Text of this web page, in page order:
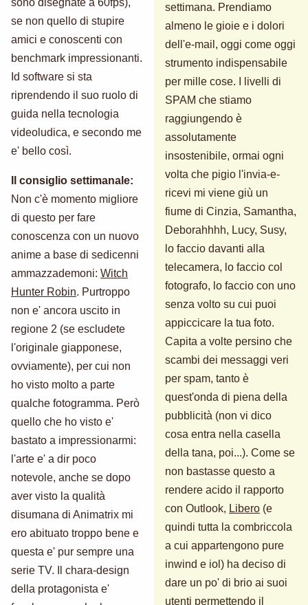
sono disegnate a 60fps),
se non quello di stupire
amici e conoscenti con
benchmark impressionanti.
Id software si sta
riprendendo il suo ruolo di
guida nella tecnologia
videoludica, e secondo me
e' bello così.
Il consiglio settimanale:
Non c'è momento migliore
di questo per fare
conoscenza con un nuovo
anime a base di sedicenni
ammazzademoni: Witch
Hunter Robin. Purtroppo
non e' ancora uscito in
regione 2 (se escludete
l'originale giapponese,
ovviamente), per cui non
ho visto molto a parte
qualche fotogramma. Però
quello che ho visto e'
bastato a impressionarmi:
l'arte e' a dir poco
notevole, anche se dopo
aver visto la qualità
disumana di Animatrix mi
ero abituato troppo bene e
questa e' pur sempre una
serie TV. Il chara-design
della protagonista e'
settimana. Prendiamo
almeno le gioie e i dolori
dell'e-mail, oggi come oggi
strumento indispensabile
per mille cose. I livelli di
SPAM che stiamo
raggiungendo è
assolutamente
insostenibile, ormai ogni
volta che pigio l'invia-e-
ricevi mi viene giù un
fiume di Cinzia, Samantha,
Deborahhhh, Lucy, Susy,
lo faccio davanti alla
telecamera, lo faccio col
fotografo, lo faccio con uno
senza volto su cui puoi
appiccicare la tua foto.
Capita a volte persino che
scambi dei messaggi veri
per spam, tanto è
quest'onda di piena della
pubblicità (non vi dico
cosa entra nella casella
della tana, poi...). Come se
non bastasse questo a
rendere acido il rapporto
con Outlook, Libero (e
quindi tutta la combriccola
a cui appartengono pure
inwind e iol) ha deciso di
dare un po' di brio ai suoi
utenti permettendo il